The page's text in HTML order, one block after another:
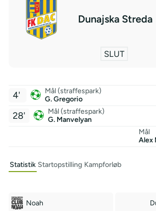
Dunajska Streda
SLUT
Mål (straffespark)
G. Gregorio
4'
Mål (straffespark)
G. Manvelyan
28'
Mål
Alex
Statistik Startopstilling Kampforløb
Noah